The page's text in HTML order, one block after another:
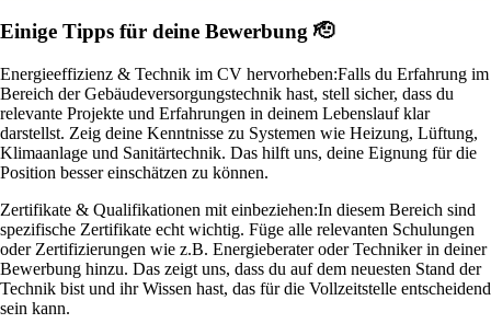
Einige Tipps für deine Bewerbung 🫡
Energieeffizienz & Technik im CV hervorheben:Falls du Erfahrung im
Bereich der Gebäudeversorgungstechnik hast, stell sicher, dass du
relevante Projekte und Erfahrungen in deinem Lebenslauf klar
darstellst. Zeig deine Kenntnisse zu Systemen wie Heizung, Lüftung,
Klimaanlage und Sanitärtechnik. Das hilft uns, deine Eignung für die
Position besser einschätzen zu können.
Zertifikate & Qualifikationen mit einbeziehen:In diesem Bereich sind
spezifische Zertifikate echt wichtig. Füge alle relevanten Schulungen
oder Zertifizierungen wie z.B. Energieberater oder Techniker in deiner
Bewerbung hinzu. Das zeigt uns, dass du auf dem neuesten Stand der
Technik bist und ihr Wissen hast, das für die Vollzeitstelle entscheidend
sein kann.